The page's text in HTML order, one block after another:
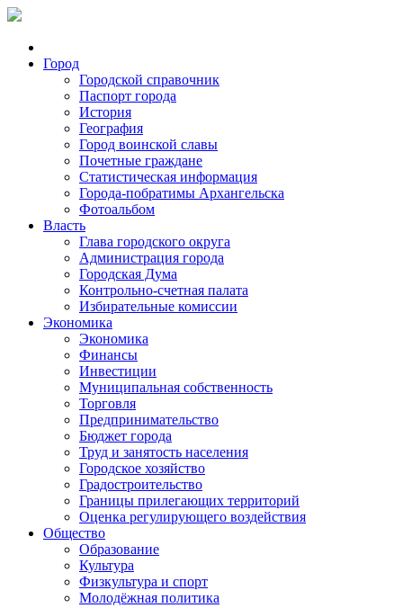
Город
Городской справочник
Паспорт города
История
География
Город воинской славы
Почетные граждане
Статистическая информация
Города-побратимы Архангельска
Фотоальбом
Власть
Глава городского округа
Администрация города
Городская Дума
Контрольно-счетная палата
Избирательные комиссии
Экономика
Экономика
Финансы
Инвестиции
Муниципальная собственность
Торговля
Предпринимательство
Бюджет города
Труд и занятость населения
Городское хозяйство
Градостроительство
Границы прилегающих территорий
Оценка регулирующего воздействия
Общество
Образование
Культура
Физкультура и спорт
Молодёжная политика